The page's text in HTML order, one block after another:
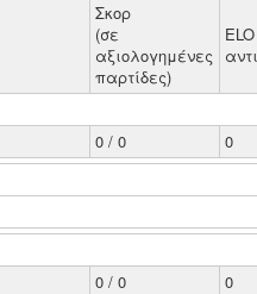
Σκορ
(σε
αξιολογημένες
παρτίδες)
ELO
0 / 0 0
0 / 0 0